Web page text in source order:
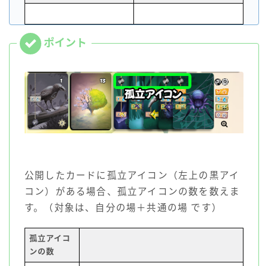
公開したカードに孤立アイコン（左上の黒アイ
コン）がある場合、孤立アイコンの数を数えま
す。（対象は、自分の場＋共通の場 です）
孤立アイコ
ンの数